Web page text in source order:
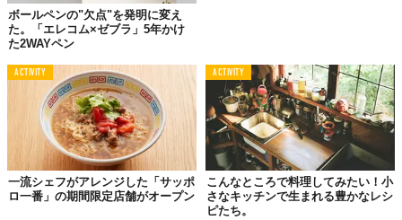
ャーシュー、煮卵、メンマ、魚粉などの具材を添えれば完成。
④ 食べる直前につけダレに海苔を浮かせてどうぞ。
麺は「肉のハナマサ」で手に入る「生中華麺
（つけ麺）」がオススメ。食感も香りもコスパ
もいい！ もちろん市販の太麺でもOKです。
ボールペンの"欠点"を発明に変え
た。「エレコム×ゼブラ」5年かけ
た2WAYペン
ACTIVITY
一流シェフがアレンジした「サッポ
ロ一番」の期間限定店舗がオープン
ACTIVITY
こんなところで料理してみたい！小
さなキッチンで生まれる豊かなレシ
ピたち。